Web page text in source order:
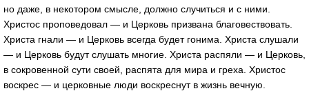
но даже, в некотором смысле, должно случиться и с ними.
Христос проповедовал — и Церковь призвана благовествовать.
Христа гнали — и Церковь всегда будет гонима. Христа слушали
— и Церковь будут слушать многие. Христа распяли — и Церковь,
в сокровенной сути своей, распята для мира и греха. Христос
воскрес — и церковные люди воскреснут в жизнь вечную.